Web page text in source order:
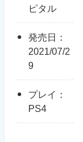
ピタル
発売日：
2021/07/2
9
プレイ：
PS4